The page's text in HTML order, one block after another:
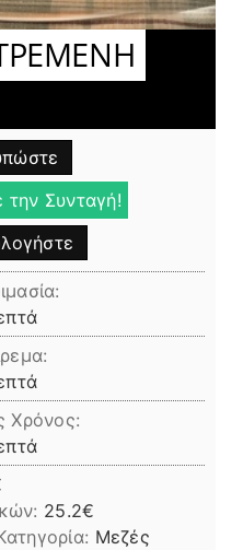
την Συνταγή!
Χρόνος:
25.2
Μεζές